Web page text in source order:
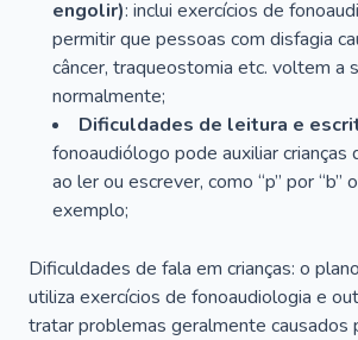
engolir): inclui exercícios de
permitir que pessoas com disfagia
câncer, traqueostomia etc. voltem a
normalmente;
Dificuldades de leitura e
fonoaudiólogo pode auxiliar crianças
ao ler ou escrever, como “p” por “b”
exemplo;
Dificuldades de fala em crianças: o
utiliza exercícios de fonoaudiologia e
tratar problemas geralmente causados